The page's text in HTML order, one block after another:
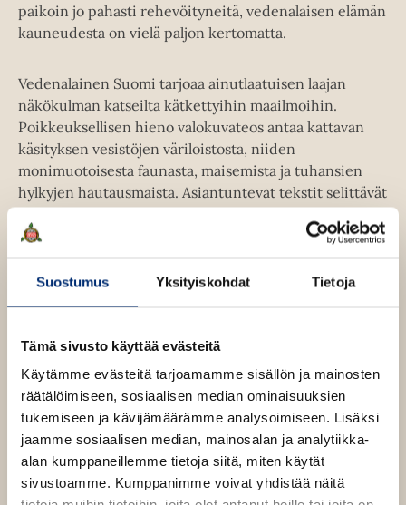
Suostumus Yksityiskohdat Tietoja
Tämä sivusto käyttää evästeitä
Käytämme evästeitä tarjoamamme sisällön ja mainosten
räätälöimiseen, sosiaalisen median ominaisuuksien
tukemiseen ja kävijämäärämme analysoimiseen. Lisäksi
jaamme sosiaalisen median, mainosalan ja analytiikka-
alan kumppaneillemme tietoja siitä, miten käytät
sivustoamme. Kumppanimme voivat yhdistää näitä
paikoin jo pahasti rehevöityneitä, vedenalaisen elämän
kauneudesta on vielä paljon kertomatta.
Vedenalainen Suomi tarjoaa ainutlaatuisen laajan
näkökulman katseilta kätkettyihin maailmoihin.
Poikkeuksellisen hieno valokuvateos antaa kattavan
käsityksen vesistöjen väriloistosta, niiden
monimuotoisesta faunasta, maisemista ja tuhansien
hylkyjen hautausmaista. Asiantuntevat tekstit selittävät
ja syventävät katselukokemuksen visuaalista lumoa.
Kirjan tiedot
Lue näyte (pdf)
A
k
e
a
a
u
u
t
Kirjan kuvapankkikuvat